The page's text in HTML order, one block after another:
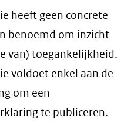
heeft geen concrete
benoemd om inzicht
van) toegankelijkheid.
voldoet enkel aan de
om een
te publiceren.